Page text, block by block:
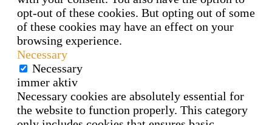
opt-out of these cookies. But opting out of some
of these cookies may have an effect on your
browsing experience.
Necessary
Necessary
immer aktiv
Necessary cookies are absolutely essential for
the website to function properly. This category